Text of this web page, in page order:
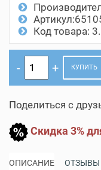
Код товара:
КУПИТЬ
Поделиться с
Скидка 3%
ОПИСАНИЕ ОТЗЫВЫ